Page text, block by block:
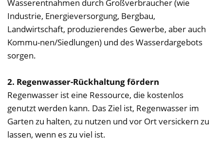
Wasserentnahmen durch Großverbraucher (wie
Industrie, Energieversorgung, Bergbau,
Landwirtschaft, produzierendes Gewerbe, aber auch
Kommu-nen/Siedlungen) und des Wasserdargebots
sorgen.
2. Regenwasser-Rückhaltung fördern
Regenwasser ist eine Ressource, die kostenlos
genutzt werden kann. Das Ziel ist, Regenwasser im
Garten zu halten, zu nutzen und vor Ort versickern zu
lassen, wenn es zu viel ist.